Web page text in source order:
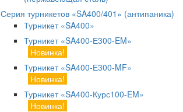
Серия турникетов «SA400/401» (антипаника)
Турникет «SA400»
Турникет «SA400-Е300-EM»
Новинка!
Турникет «SA400-Е300-MF»
Новинка!
Турникет «SA400-Курс100-EM»
Новинка!